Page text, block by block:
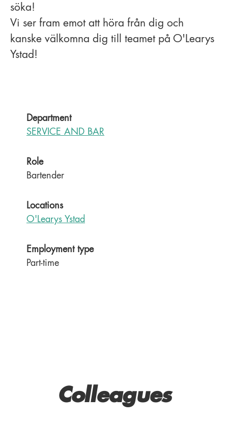
söka!
Vi ser fram emot att höra från dig och
kanske välkomna dig till teamet på O'Learys
Ystad!
Department
SERVICE AND BAR
Role
Bartender
Locations
O'Learys Ystad
Employment type
Part-time
Colleagues